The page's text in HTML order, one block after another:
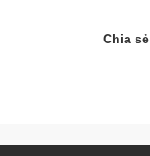
Chia sẻ